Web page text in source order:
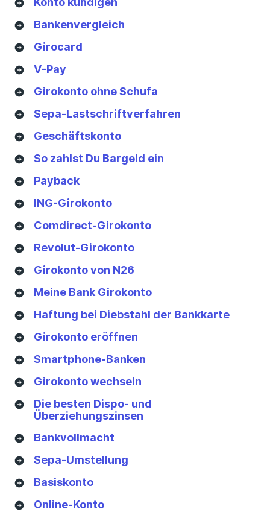
Bankenvergleich
Girocard
V-Pay
Girokonto ohne Schufa
Sepa-Lastschriftverfahren
Geschäftskonto
So zahlst Du Bargeld ein
Payback
ING-Girokonto
Comdirect-Girokonto
Revolut-Girokonto
Girokonto von N26
Meine Bank Girokonto
Haftung bei Diebstahl der Bankkarte
Girokonto eröffnen
Smartphone-Banken
Girokonto wechseln
Die besten Dispo- und
Überziehungszinsen
Bankvollmacht
Sepa-Umstellung
Basiskonto
Online-Konto